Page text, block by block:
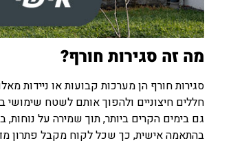
מה זה סגירות חורף?
סגירות חורף הן מערכות קבועות או ניידות
חללים חיצוניים ולהפוך אותם לשטח
גם בימים הקרים ביותר, תוך שמירה על נוחות,
בהתאמה אישית, כך שכל לקוח מקבל פתרון